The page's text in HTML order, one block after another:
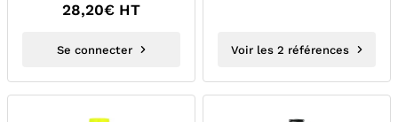
28,20€ HT
Se connecter Voir les 2 références